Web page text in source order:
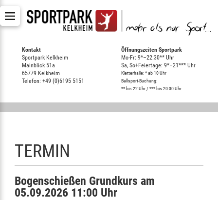
Kontakt
Sportpark Kelkheim
Mainblick 51a
65779 Kelkheim
Telefon: +49 (0)6195 5151
Öffnungszeiten Sportpark
Mo-Fr: 9*–22:30** Uhr
Sa, So+Feiertage: 9*–21*** Uhr
Kletterhalle: * ab 10 Uhr
Ballsport-Buchung:
** bis 22 Uhr / *** bis 20:30 Uhr
TERMIN
Bogenschießen Grundkurs am
05.09.2026 11:00 Uhr